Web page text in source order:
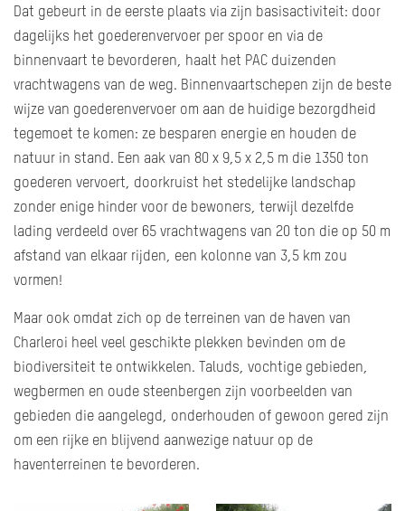
Dat gebeurt in de eerste plaats via zijn basisactiviteit: door
dagelijks het goederenvervoer per spoor en via de
binnenvaart te bevorderen, haalt het PAC duizenden
vrachtwagens van de weg. Binnenvaartschepen zijn de beste
wijze van goederenvervoer om aan de huidige bezorgdheid
tegemoet te komen: ze besparen energie en houden de
natuur in stand. Een aak van 80 x 9,5 x 2,5 m die 1350 ton
goederen vervoert, doorkruist het stedelijke landschap
zonder enige hinder voor de bewoners, terwijl dezelfde
lading verdeeld over 65 vrachtwagens van 20 ton die op 50 m
afstand van elkaar rijden, een kolonne van 3,5 km zou
vormen!
Maar ook omdat zich op de terreinen van de haven van
Charleroi heel veel geschikte plekken bevinden om de
biodiversiteit te ontwikkelen. Taluds, vochtige gebieden,
wegbermen en oude steenbergen zijn voorbeelden van
gebieden die aangelegd, onderhouden of gewoon gered zijn
om een rijke en blijvend aanwezige natuur op de
haventerreinen te bevorderen.